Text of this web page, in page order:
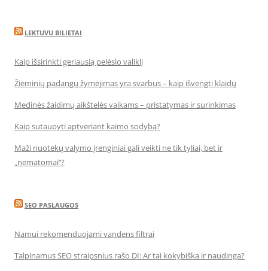
LEKTUVU BILIETAI
Kaip išsirinkti geriausią pelėsio valiklį
Žieminių padangų žymėjimas yra svarbus – kaip išvengti klaidų
Medinės žaidimų aikštelės vaikams – pristatymas ir surinkimas
Kaip sutaupyti aptveriant kaimo sodybą?
Maži nuotekų valymo įrenginiai gali veikti ne tik tyliai, bet ir
„nematomai‘‘?
SEO PASLAUGOS
Namui rekomenduojami vandens filtrai
Talpinamus SEO straipsnius rašo DI: Ar tai kokybiška ir naudinga?